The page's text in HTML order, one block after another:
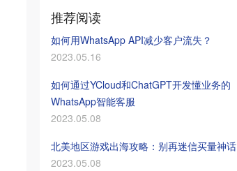
推荐阅读
如何用WhatsApp API减少客户流失？
2023.05.16
如何通过YCloud和ChatGPT开发懂业务的
WhatsApp智能客服
2023.05.08
北美地区游戏出海攻略：别再迷信买量神话
2023.05.08